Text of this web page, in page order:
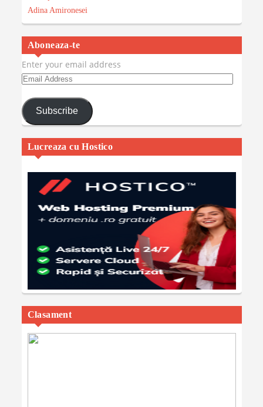
Adina Amironesei
Aboneaza-te
Enter your email address
Email
Subscribe
Lucreaza cu Hostico
Clasament